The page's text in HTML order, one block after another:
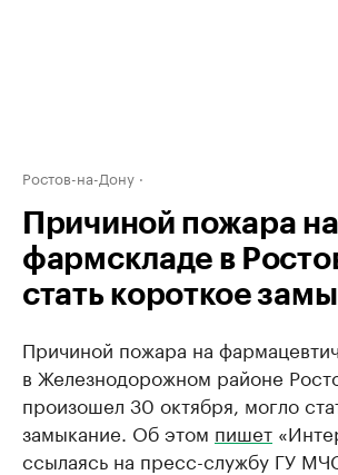
Ростов-на-Дону
Причиной пожара на
фармскладе в
стать короткое
Причиной пожара на
в Железнодорожном районе
произошел 30 октября, могло
замыкание. Об этом пишет
ссылаясь на пресс-службу ГУ